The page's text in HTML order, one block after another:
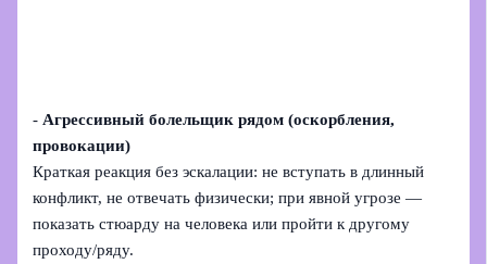
- Агрессивный болельщик рядом (оскорбления,
провокации)
Краткая реакция без эскалации: не вступать в длинный
конфликт, не отвечать физически; при явной угрозе —
показать стюарду на человека или пройти к другому
проходу/ряду.